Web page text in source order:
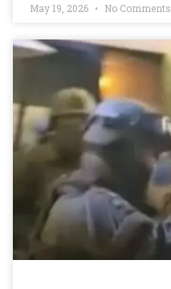
May 19, 2026 No Comments